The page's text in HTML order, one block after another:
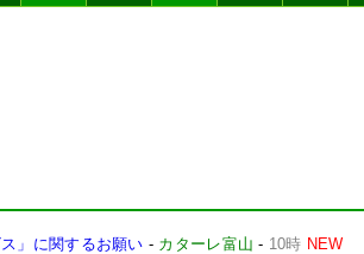
」に関するお願い - カターレ富山 - 10時 NEW